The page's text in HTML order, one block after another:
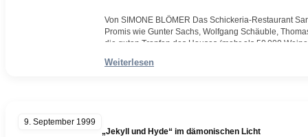
Von SIMONE BLÖMER Das Schickeria-Restaurant
Promis wie Gunter Sachs, Wolfgang Schäuble,
die guten Tropfen des Hauses (mehr als 50 000
Weiterlesen
Weiterlesen
9. September 1999
„Jekyll und Hyde“ im dämonischen Licht